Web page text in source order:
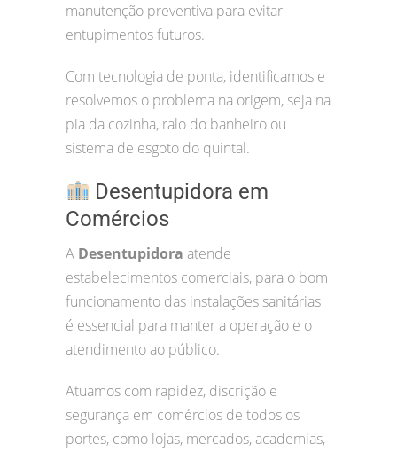
manutenção preventiva para evitar
entupimentos futuros.
Com tecnologia de ponta, identificamos e
resolvemos o problema na origem, seja na
pia da cozinha, ralo do banheiro ou
sistema de esgoto do quintal.
Desentupidora em
Comércios
A Desentupidora atende
estabelecimentos comerciais, para o bom
funcionamento das instalações sanitárias
é essencial para manter a operação e o
atendimento ao público.
Atuamos com rapidez, discrição e
segurança em comércios de todos os
portes, como lojas, mercados, academias,